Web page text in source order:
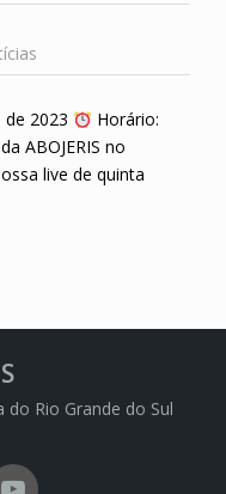
2023
Horário:
ABOJERIS no
live de quinta
do Rio Grande do Sul